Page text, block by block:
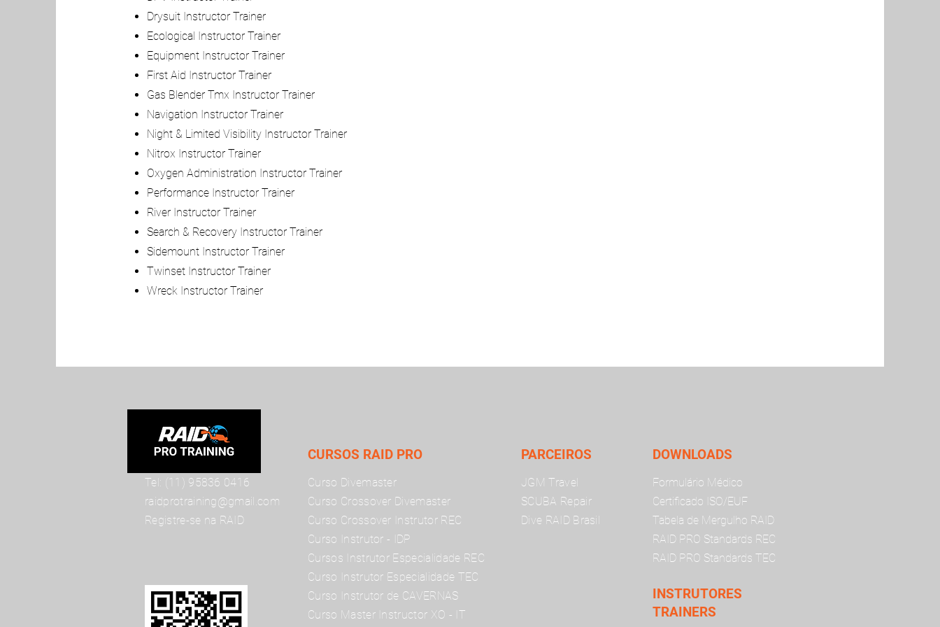
Drysuit Instructor Trainer
Ecological Instructor Trainer
Equipment Instructor Trainer
First Aid Instructor Trainer
Gas Blender Tmx Instructor Trainer
Navigation Instructor Trainer
Night & Limited Visibility Instructor Trainer
Nitrox Instructor Trainer
Oxygen Administration Instructor Trainer
Performance Instructor Trainer
River Instructor Trainer
Search & Recovery Instructor Trainer
Sidemount Instructor Trainer
Twinset Instructor Trainer
Wreck Instructor Trainer
​Tel: (11) 95836 0416
raidprotraining@gmail.com
Registre-se na RAID
CURSOS RAID PRO
Curso Divemaster
Curso Crossover Divemaster
Curso Crossover Instrutor REC
Curso Instrutor - IDP
Cursos Instrutor Especialidade REC
Curso Instrutor Especialidade TEC
Curso Instrutor de CAVERNAS
Curso Master Instructor XO - IT
PARCEIROS
JGM Travel
SCUBA Repair
Dive RAID Brasil
DOWNLOADS
Formulário Médico
Certificado ISO/EUF
Tabela de Mergulho RAID
RAID PRO Standards REC
RAID PRO Standards TEC
INSTRUTORES
TRAINERS